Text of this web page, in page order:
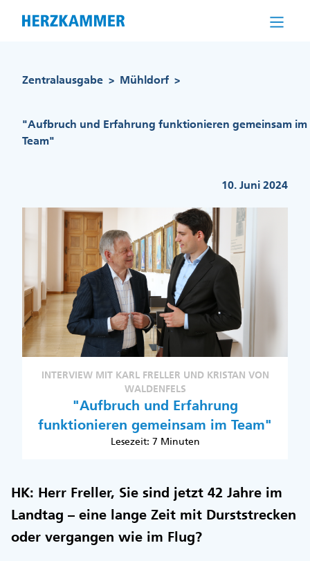
Zentralausgabe > Mühldorf >
"Aufbruch und Erfahrung funktionieren gemeinsam im
Team"
10. Juni 2024
INTERVIEW MIT KARL FRELLER UND KRISTAN VON
WALDENFELS
"Aufbruch und Erfahrung
funktionieren gemeinsam im Team"
Lesezeit: 7 Minuten
HK: Herr Freller, Sie sind jetzt 42 Jahre im
Landtag – eine lange Zeit mit Durststrecken
oder vergangen wie im Flug?